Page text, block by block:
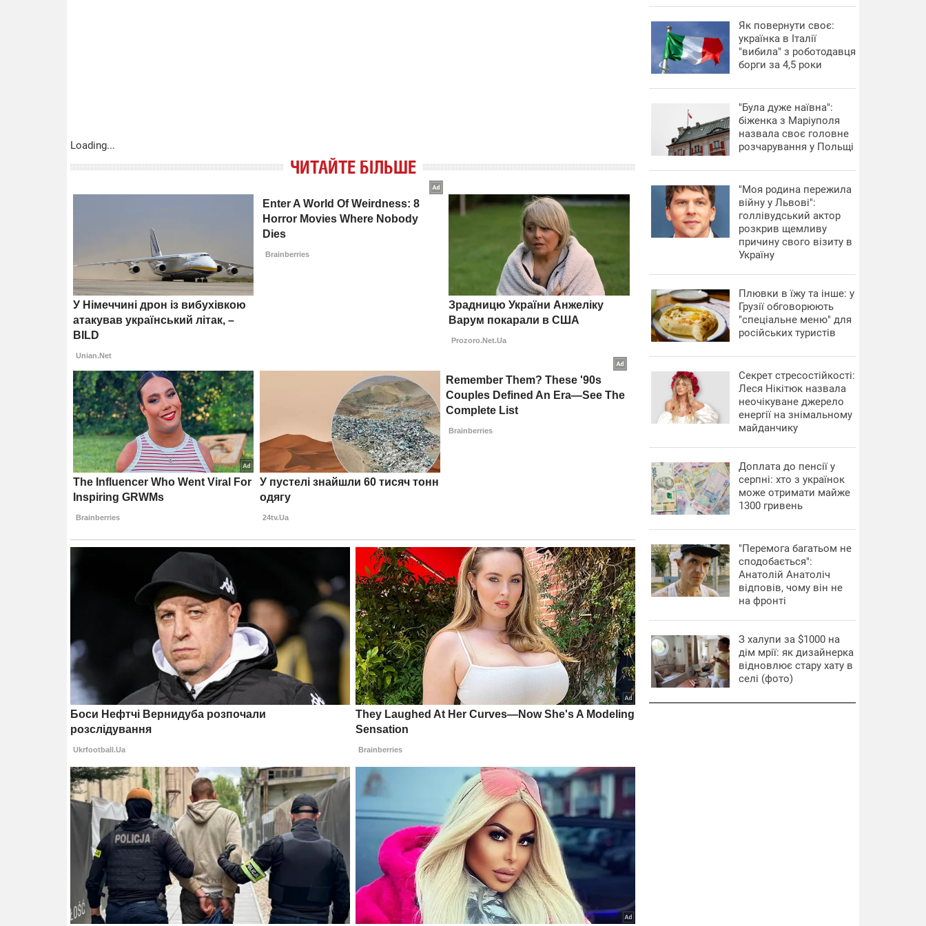
Loading...
ЧИТАЙТЕ БІЛЬШЕ
​Як повернути своє:
українка в Італії
"вибила" з роботодавця
борги за 4,5 роки
"Була дуже наївна":
біженка з Маріуполя
назвала своє головне
розчарування у Польщі
"Моя родина пережила
війну у Львові":
голлівудський актор
розкрив щемливу
причину свого візиту в
Україну
Плювки в їжу та інше: у
Грузії обговорюють
"спеціальне меню" для
російських туристів
Секрет стресостійкості:
Леся Нікітюк назвала
неочікуване джерело
енергії на знімальному
майданчику
Доплата до пенсії у
серпні: хто з українок
може отримати майже
1300 гривень
"Перемога багатьом не
сподобається":
Анатолій Анатоліч
відповів, чому він не
на фронті
З халупи за $1000 на
дім мрії: як дизайнерка
відновлює стару хату в
селі (фото)